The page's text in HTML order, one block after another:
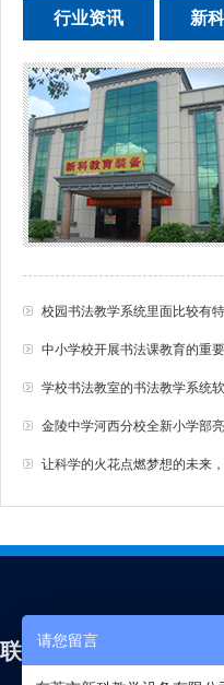
行业资讯 新
校园书法教学系统里面比较有
中小学校开展书法课教育的重
学校书法教室的书法教学系统
金陵中学河西分校全新小学部
让科学的火花点燃梦想的未来
联系新科
请您留言